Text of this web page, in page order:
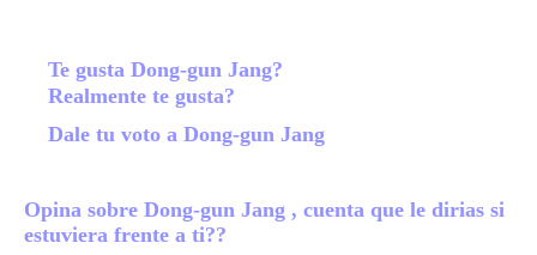
Te gusta Dong-gun Jang?
Realmente te gusta?
Dale tu voto a Dong-gun Jang
Opina sobre Dong-gun Jang , cuenta que le dirias si
estuviera frente a ti??